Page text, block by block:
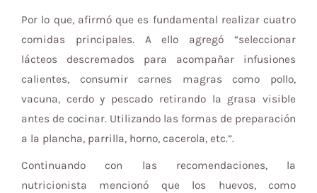
Por lo que, afirmó que es fundamental realizar cuatro
comidas principales. A ello agregó “seleccionar
lácteos descremados para acompañar infusiones
calientes, consumir carnes magras como pollo,
vacuna, cerdo y pescado retirando la grasa visible
antes de cocinar. Utilizando las formas de preparación
a la plancha, parrilla, horno, cacerola, etc.”.
Continuando con las recomendaciones, la
nutricionista mencionó que los huevos, como